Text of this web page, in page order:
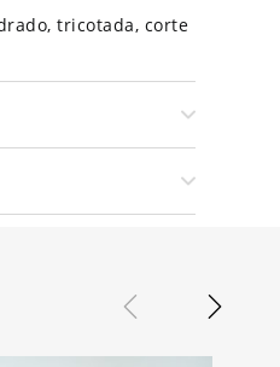
tricotada, corte